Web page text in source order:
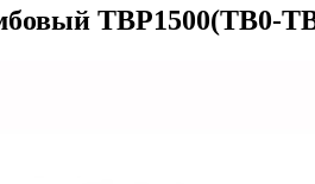
ТВР1500(ТВ0-